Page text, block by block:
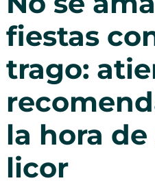
fiestas
trago:
la hora
licor